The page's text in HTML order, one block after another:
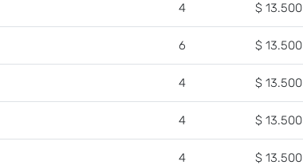
4 $ 13.500
6 $ 13.500
4 $ 13.500
4 $ 13.500
4 $ 13.500